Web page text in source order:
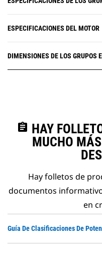
ESPECIFICACIONES DEL MOTOR
DIMENSIONES DE LOS GRUPOS
assignment HAY
MUCHO
Hay folletos de
documentos
en
Guía De Clasificaciones De